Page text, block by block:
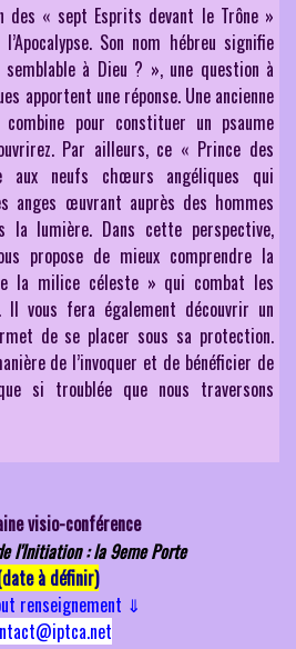
joie
mn)
des « sept Esprits devant le Trône »
Son nom hébreu signifie
à Dieu ? », une question à
apportent une réponse. Une ancienne
pour constituer un psaume
Par ailleurs, ce « Prince des
aux neufs chœurs angéliques qui
anges œuvrant auprès des hommes
la lumière. Dans cette perspective,
propose de mieux comprendre la
la milice céleste » qui combat les
Il vous fera également découvrir un
de se placer sous sa protection.
de l’invoquer et de bénéficier de
si troublée que nous traversons
visio-conférence
l'Initiation : la 9eme Porte
à définir)
renseignement ⇓